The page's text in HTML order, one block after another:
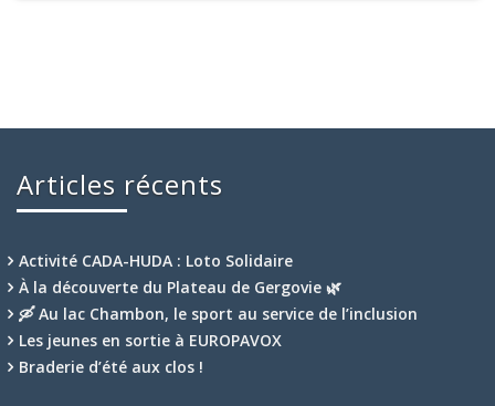
Articles récents
Activité CADA-HUDA : Loto Solidaire
À la découverte du Plateau de Gergovie 🌿
🛶 Au lac Chambon, le sport au service de l’inclusion
Les jeunes en sortie à EUROPAVOX
Braderie d’été aux clos !